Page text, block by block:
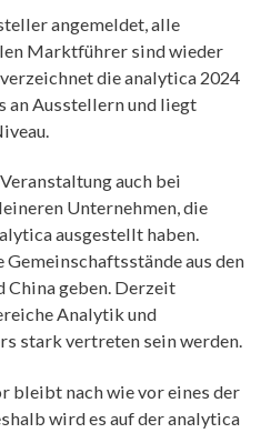
angemeldet, alle
Marktführer sind wieder
die analytica 2024
an Ausstellern und liegt
auch bei
Unternehmen, die
ausgestellt haben.
aus den
China geben. Derzeit
Analytik und
stark vertreten sein werden.
bleibt nach wie vor eines der
wird es auf der analytica